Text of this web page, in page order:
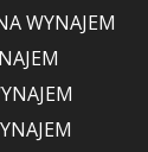
WYNAJEM